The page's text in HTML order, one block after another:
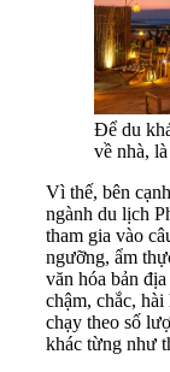
Để du
về nhà,
Vì thế, bên
ngành du lịch
tham gia vào
ngưỡng, ẩm
văn hóa bản
chậm, chắc,
chạy theo số
khác từng như